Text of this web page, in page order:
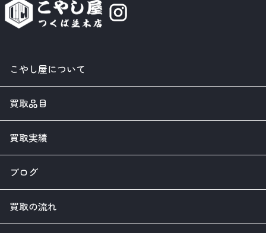
こやし屋について
買取品目
買取実績
ブログ
買取の流れ